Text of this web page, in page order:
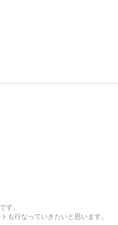
す。
も行なっていきたいと思います。